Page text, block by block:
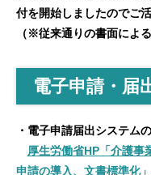
付を開始しましたのでご活
（※従来通りの書面によ
電子申請・届
・電子申請届出システム
厚生労働省HP「介護事
申請の導⼊、文書標準化」